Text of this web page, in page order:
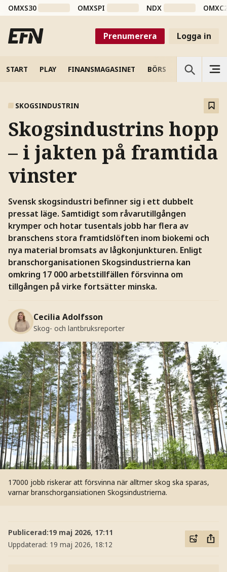
OMXS30 OMXSPI NDX
Prenumerera Logga in
START PLAY FINANSMAGASINET BÖRS VETENSKAP
SKOGSINDUSTRIN
Skogsindustrins hopp
– i jakten på framtida
vinster
Svensk skogsindustri befinner sig i ett dubbelt
pressat läge. Samtidigt som råvarutillgången
krymper och hotar tusentals jobb har flera av
branschens stora framtidslöften inom biokemi och
nya material bromsats av lågkonjunkturen. Enligt
branschorganisationen Skogsindustrierna kan
omkring 17 000 arbetstillfällen försvinna om
tillgången på virke fortsätter minska.
Cecilia Adolfsson
Skog- och lantbruksreporter
17000 jobb riskerar att försvinna när alltmer skog ska sparas,
varnar branschorgansiationen Skogsindustrierna.
Publicerad:19 maj 2026, 17:11
Uppdaterad: 19 maj 2026, 18:12